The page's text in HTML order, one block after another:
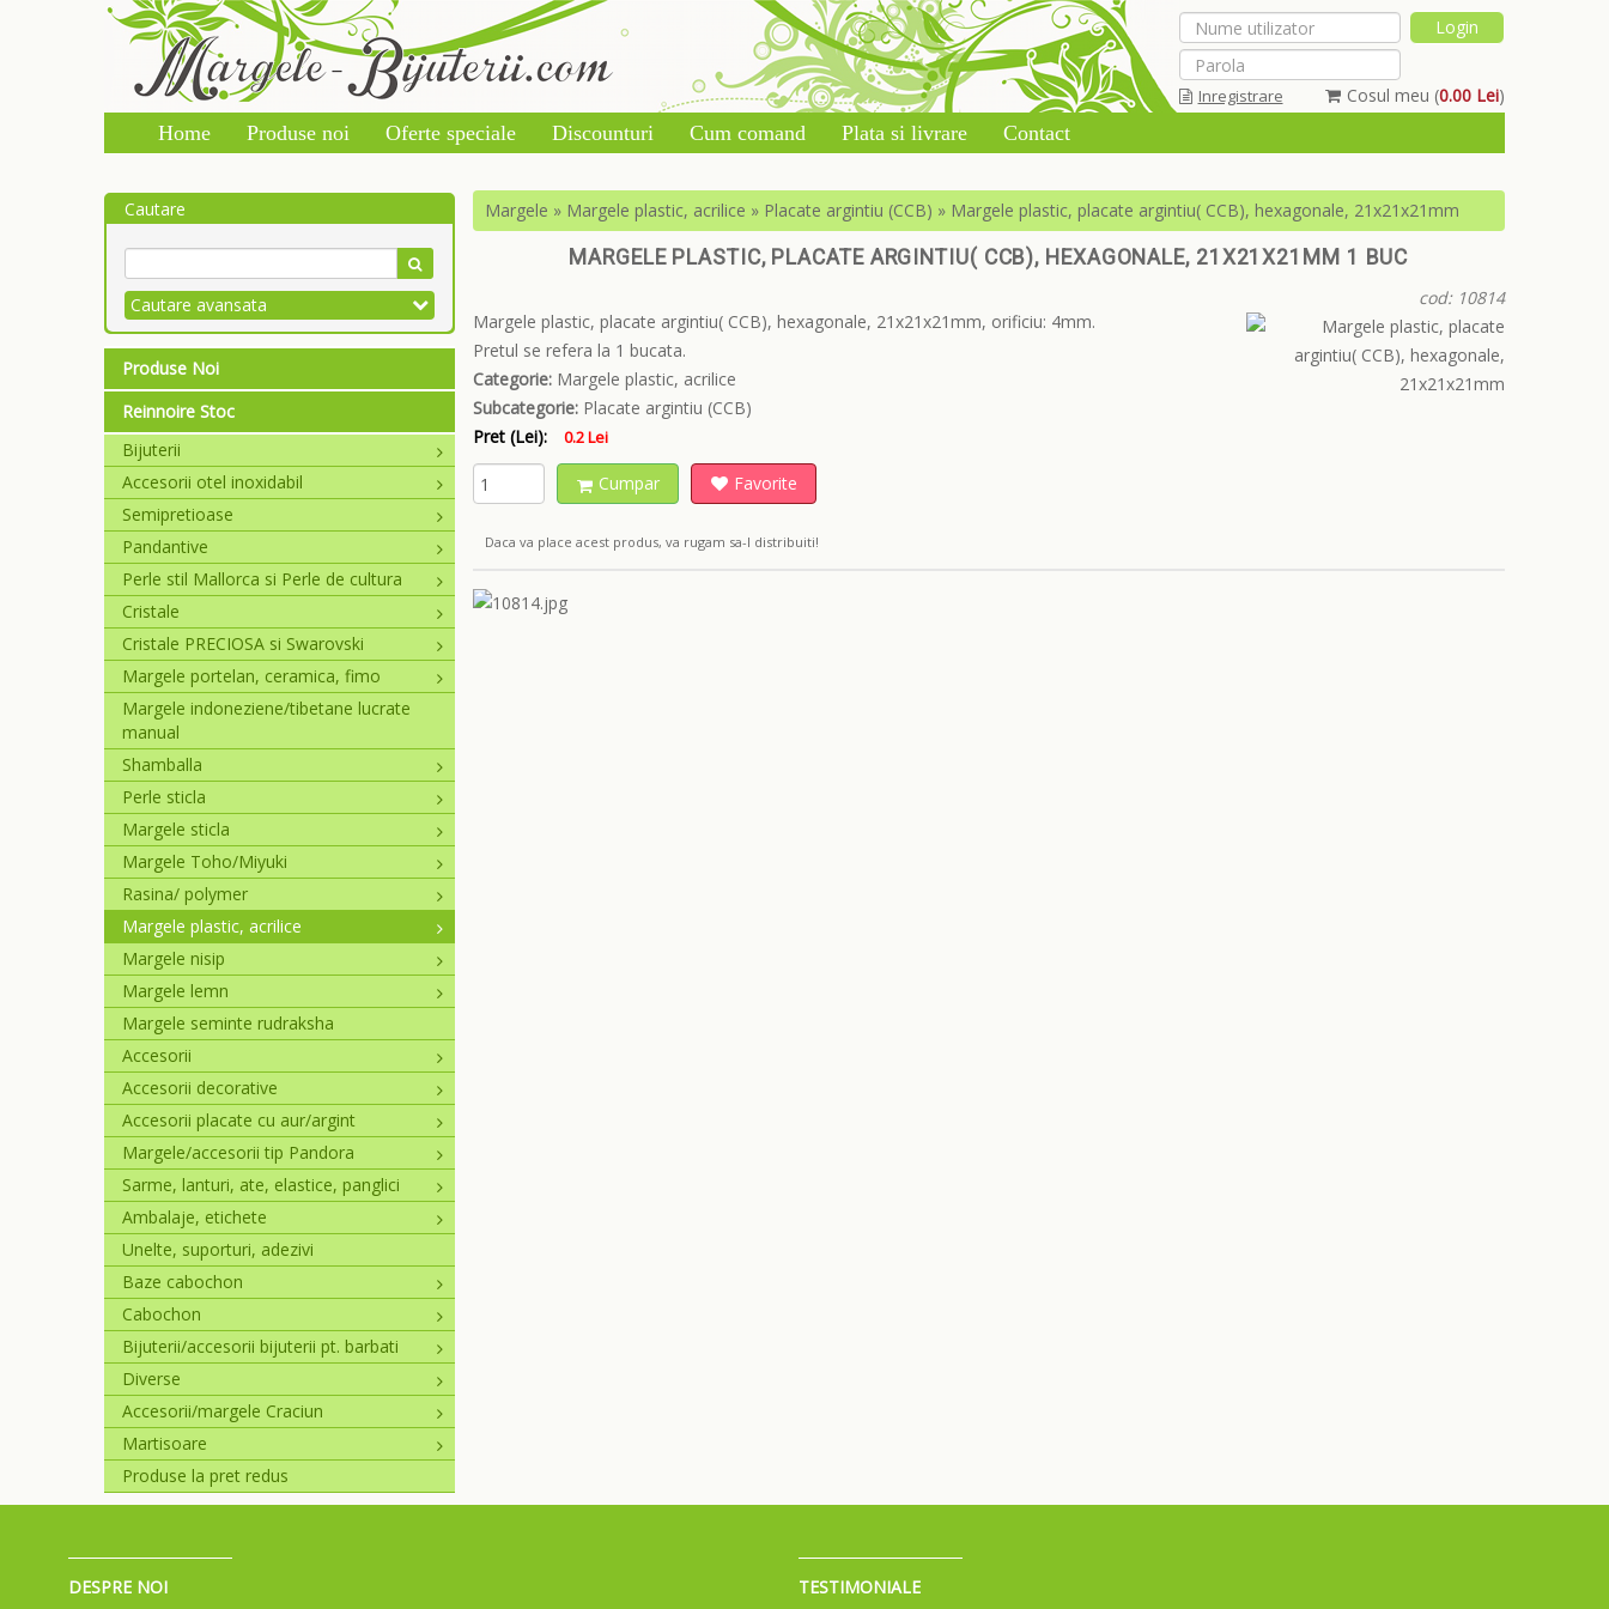
Cosul meu (0.00 Lei)
Inregistrare
Home Produse noi Oferte speciale Discounturi Cum comand Plata si livrare Contact
Cautare
Cautare avansata
Produse Noi
Reinnoire Stoc
Bijuterii
Accesorii otel inoxidabil
Semipretioase
Pandantive
Perle stil Mallorca si Perle de cultura
Cristale
Cristale PRECIOSA si Swarovski
Margele portelan, ceramica, fimo
Margele indoneziene/tibetane lucrate
manual
Shamballa
Perle sticla
Margele sticla
Margele Toho/Miyuki
Rasina/ polymer
Margele plastic, acrilice
Margele nisip
Margele lemn
Margele seminte rudraksha
Accesorii
Accesorii decorative
Accesorii placate cu aur/argint
Margele/accesorii tip Pandora
Sarme, lanturi, ate, elastice, panglici
Ambalaje, etichete
Unelte, suporturi, adezivi
Baze cabochon
Cabochon
Bijuterii/accesorii bijuterii pt. barbati
Diverse
Accesorii/margele Craciun
Martisoare
Produse la pret redus
Margele » Margele plastic, acrilice » Placate argintiu (CCB) » Margele plastic, placate argintiu( CCB), hexagonale, 21x21x21mm
MARGELE PLASTIC, PLACATE ARGINTIU( CCB), HEXAGONALE, 21X21X21MM 1 BUC
Margele plastic, placate argintiu( CCB), hexagonale, 21x21x21mm, orificiu: 4mm.
Pretul se refera la 1 bucata.
Categorie:Margele plastic, acrilice
Subcategorie:Placate argintiu (CCB)
Pret (Lei):
0.2 Lei
Cumpar Favorite
Daca va place acest produs, va rugam sa-l distribuiti!
cod: 10814
DESPRE NOI TESTIMONIALE